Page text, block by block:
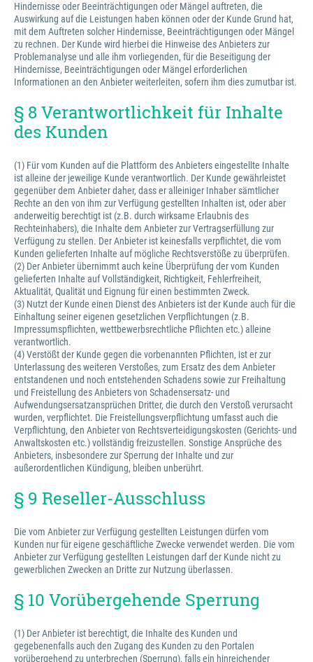
Hindernisse oder Beeinträchtigungen oder Mängel auftreten, die
Auswirkung auf die Leistungen haben können oder der Kunde Grund hat,
mit dem Auftreten solcher Hindernisse, Beeinträchtigungen oder Mängel
zu rechnen. Der Kunde wird hierbei die Hinweise des Anbieters zur
Problemanalyse und alle ihm vorliegenden, für die Beseitigung der
Hindernisse, Beeinträchtigungen oder Mängel erforderlichen
Informationen an den Anbieter weiterleiten, sofern ihm dies zumutbar ist.
§ 8 Verantwortlichkeit für Inhalte
des Kunden
(1) Für vom Kunden auf die Plattform des Anbieters eingestellte Inhalte
ist alleine der jeweilige Kunde verantwortlich. Der Kunde gewährleistet
gegenüber dem Anbieter daher, dass er alleiniger Inhaber sämtlicher
Rechte an den von ihm zur Verfügung gestellten Inhalten ist, oder aber
anderweitig berechtigt ist (z.B. durch wirksame Erlaubnis des
Rechteinhabers), die Inhalte dem Anbieter zur Vertragserfüllung zur
Verfügung zu stellen. Der Anbieter ist keinesfalls verpflichtet, die vom
Kunden gelieferten Inhalte auf mögliche Rechtsverstöße zu überprüfen.
(2) Der Anbieter übernimmt auch keine Überprüfung der vom Kunden
gelieferten Inhalte auf Vollständigkeit, Richtigkeit, Fehlerfreiheit,
Aktualität, Qualität und Eignung für einen bestimmten Zweck.
(3) Nutzt der Kunde einen Dienst des Anbieters ist der Kunde auch für die
Einhaltung seiner eigenen gesetzlichen Verpflichtungen (z.B.
Impressumspflichten, wettbewerbsrechtliche Pflichten etc.) alleine
verantwortlich.
(4) Verstößt der Kunde gegen die vorbenannten Pflichten, ist er zur
Unterlassung des weiteren Verstoßes, zum Ersatz des dem Anbieter
entstandenen und noch entstehenden Schadens sowie zur Freihaltung
und Freistellung des Anbieters von Schadensersatz- und
Aufwendungsersatzansprüchen Dritter, die durch den Verstoß verursacht
wurden, verpflichtet. Die Freistellungsverpflichtung umfasst auch die
Verpflichtung, den Anbieter von Rechtsverteidigungskosten (Gerichts- und
Anwaltskosten etc.) vollständig freizustellen. Sonstige Ansprüche des
Anbieters, insbesondere zur Sperrung der Inhalte und zur
außerordentlichen Kündigung, bleiben unberührt.
§ 9 Reseller-Ausschluss
Die vom Anbieter zur Verfügung gestellten Leistungen dürfen vom
Kunden nur für eigene geschäftliche Zwecke verwendet werden. Die vom
Anbieter zur Verfügung gestellten Leistungen darf der Kunde nicht zu
gewerblichen Zwecken an Dritte zur Nutzung überlassen.
§ 10 Vorübergehende Sperrung
(1) Der Anbieter ist berechtigt, die Inhalte des Kunden und
gegebenenfalls auch den Zugang des Kunden zu den Portalen
vorübergehend zu unterbrechen (Sperrung), falls ein hinreichender